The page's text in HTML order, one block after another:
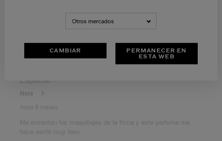
Otros mercados
CAMBIAR
PERMANECER EN
ESTA WEB